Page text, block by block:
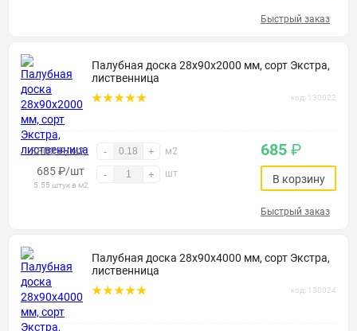
Быстрый заказ
Палубная доска 28х90х2000 мм, сорт Экстра,
лиственница
код: 130022
3802 ₽/м2 - + м2
685₽/шт
5.55 штук в м2
- + шт
685 ₽
В корзину
Быстрый заказ
Палубная доска 28х90х4000 мм, сорт Экстра,
лиственница
код: 130024